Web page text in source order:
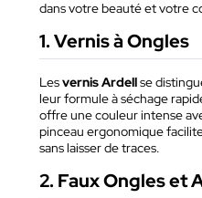
dans votre beauté et votre
1. Vernis à Ongles
Lesvernis Ardellse
leur formule à séchage
offre une couleur intense
pinceau ergonomique
sans laisser de traces.
2. Faux Ongles et